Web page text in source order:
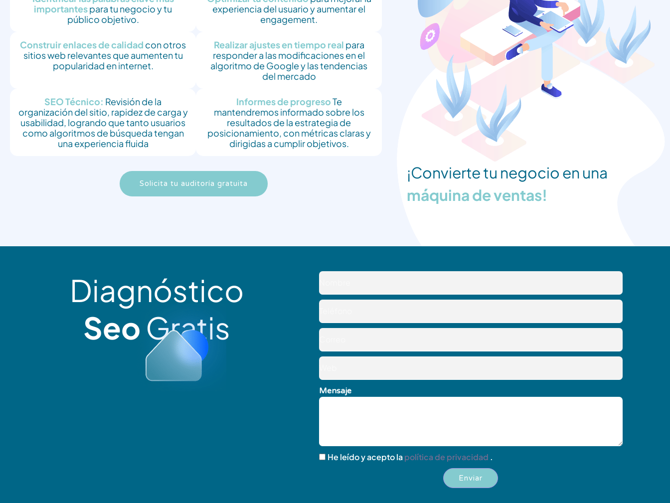
importantespara tu negocio y tu
público objetivo.
experiencia del usuario y aumentar el
engagement.
Construir enlaces de calidad con otros
sitios web relevantes que aumenten tu
popularidad en internet.
Realizar ajustes en tiempo real para
responder a las modificaciones en el
algoritmo de Google y las tendencias
del mercado
SEO Técnico: Revisión de la
organización del sitio, rapidez de carga y
usabilidad, logrando que tanto usuarios
como algoritmos de búsqueda tengan
una experiencia fluida
Informes de progresoTe
mantendremos informado sobre los
resultados de la estrategia de
posicionamiento, con métricas claras y
dirigidas a cumplir objetivos.
Solicita tu auditoría gratuita
¡Convierte tu negocio en una
máquina de ventas!
Diagnóstico
Seo Gratis
Mensaje
He leído y acepto lapolítica de privacidad .
Enviar